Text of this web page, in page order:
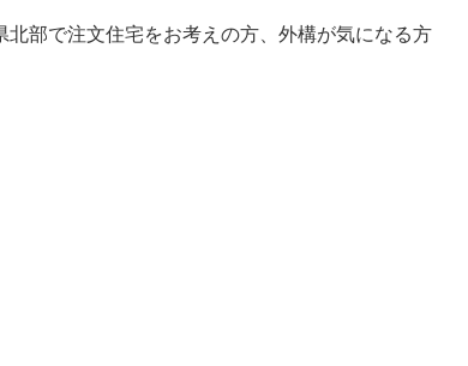
部で注文住宅をお考えの方、外構が気になる方